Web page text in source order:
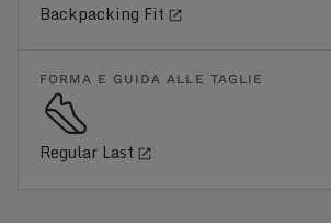
Backpacking Fit
FORMA E GUIDA ALLE TAGLIE
Regular Last